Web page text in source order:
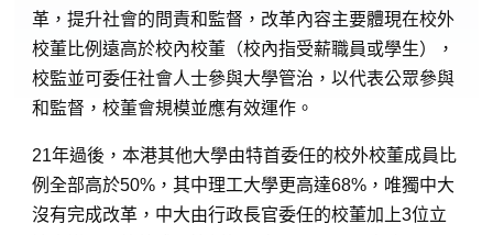
革，提升社會的問責和監督，改革內容主要體現在校外
校董比例遠高於校內校董（校內指受薪職員或學生），
校監並可委任社會人士參與大學管治，以代表公眾參與
和監督，校董會規模並應有效運作。
21年過後，本港其他大學由特首委任的校外校董成員比
例全部高於50%，其中理工大學更高達68%，唯獨中大
沒有完成改革，中大由行政長官委任的校董加上3位立